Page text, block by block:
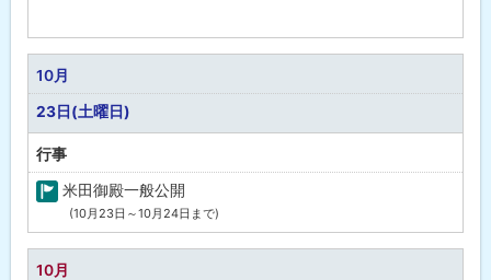
定
な
し
10月
23日(土曜日)
行事
行
米田御殿一般公開
(10月23日～10月24日まで)
10月